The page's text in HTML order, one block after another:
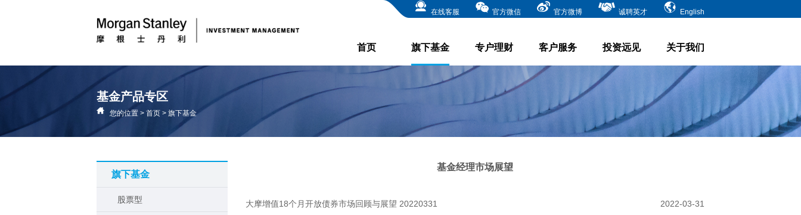
在线客服 官方微信 官方微博 诚聘英才 English
首页 旗下基金 专户理财 客户服务 投资远见 关于我们
基金产品专区
您的位置 > 首页 > 旗下基金
旗下基金
股票型
基金经理市场展望
大摩增值18个月开放债券市场回顾与展望 20220331 2022-03-31